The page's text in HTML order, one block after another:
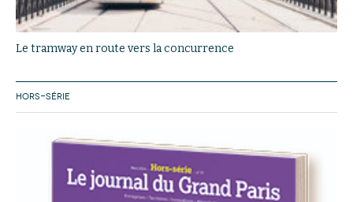
Le tramway en route vers la concurrence
HORS-SÉRIE